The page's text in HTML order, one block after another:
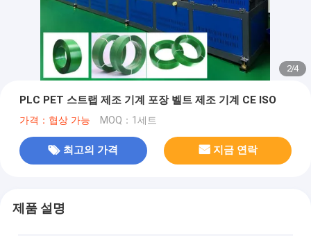
2/4
PLC PET 스트랩 제조 기계 포장 벨트 제조 기계 CE ISO
가격：협상 가능 MOQ：1세트
최고의 가격 지금 연락
제품 설명